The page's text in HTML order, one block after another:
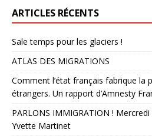
ARTICLES RÉCENTS
Sale temps pour les glaciers !
ATLAS DES MIGRATIONS
Comment l’état français fabrique la
étrangers. Un rapport d’Amnesty
PARLONS IMMIGRATION !
Yvette Martinet